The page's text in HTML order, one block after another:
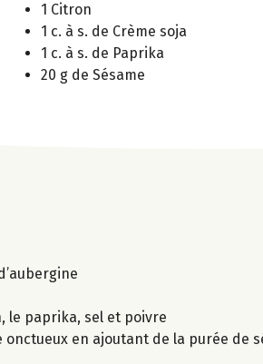
1 Citron
1 c. à s. de Crème soja
1 c. à s. de Paprika
20 g de Sésame
le paprika, sel et poivre
en ajoutant de la purée de